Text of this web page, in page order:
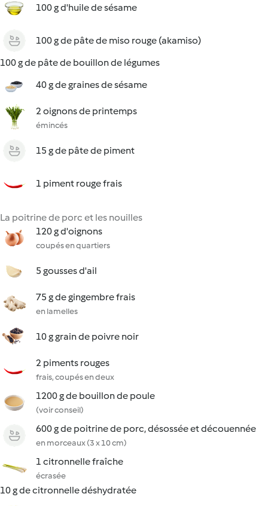
100 g d'huile de sésame
100 g de pâte de miso rouge (akamiso)
100 g de pâte de bouillon de légumes
40 g de graines de sésame
2 oignons de printemps
émincés
15 g de pâte de piment
1 piment rouge frais
La poitrine de porc et les nouilles
120 g d'oignons
coupés en quartiers
5 gousses d'ail
75 g de gingembre frais
en lamelles
10 g grain de poivre noir
2 piments rouges
frais, coupés en deux
1200 g de bouillon de poule
(voir conseil)
600 g de poitrine de porc, désossée et découennée
en morceaux (3 x 10 cm)
1 citronnelle fraîche
écrasée
10 g de citronnelle déshydratée